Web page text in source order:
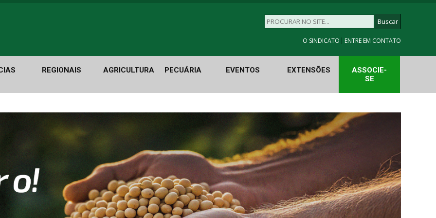
O SINDICATO | ENTRE EM CONTATO
REGIONAIS AGRICULTURA PECUÁRIA EVENTOS EXTENSÕES
ASSOCIE-
SE